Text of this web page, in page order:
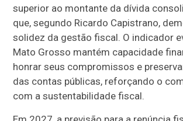
superior ao montante da dívida
que, segundo Ricardo Capistrano,
solidez da gestão fiscal. O indicador
Mato Grosso mantém capacidade
honrar seus compromissos e
das contas públicas, reforçando o
com a sustentabilidade fiscal.